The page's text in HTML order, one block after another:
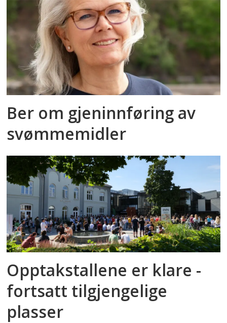
Ber om gjeninnføring av
svømmemidler
Opptakstallene er klare -
fortsatt tilgjengelige
plasser